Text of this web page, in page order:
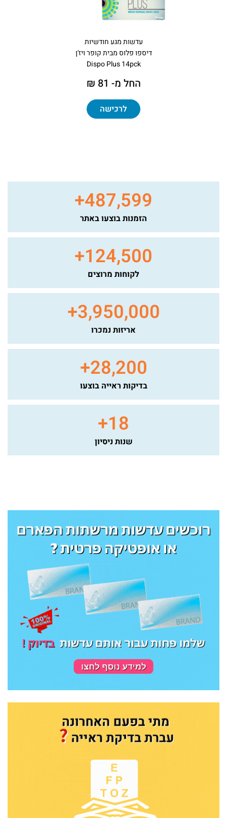
עדשות מגע חודשיות
דיספו פלוס מבית קופר ויז'ן
Dispo Plus 14pck
החל מ- 81 ₪
לרכישה
487,599
+
הזמנות בוצעו באתר
124,500
+
לקוחות מרוצים
3,950,000
+
אריזות נמכרו
28,200
+
בדיקות ראייה בוצעו
18
+
שנות ניסיון